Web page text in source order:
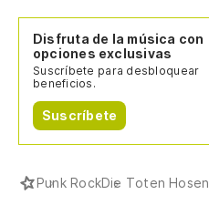
Disfruta de la música con
opciones exclusivas
Suscríbete para desbloquear
beneficios.
Suscríbete
Punk RockDie Toten Hosen